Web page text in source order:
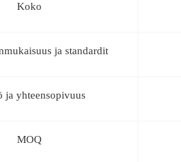
Koko
ja standardit
ja yhteensopivuus
MOQ